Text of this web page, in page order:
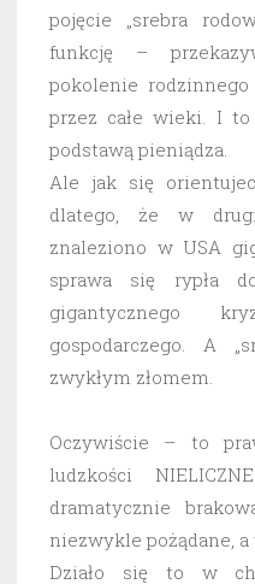
pojęcie „srebra
funkcję –
pokolenie
przez całe wieki. I
podstawą pieniądza.
Ale jak się
dlatego, że w
znaleziono w USA
sprawa się rypła
gigantycznego
gospodarczego. A
zwykłym złomem.
Oczywiście – to
ludzkości
dramatycznie
niezwykle pożądane, a
Działo się to w